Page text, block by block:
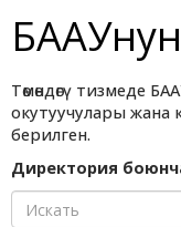
Төмөндөгү тизмеде
окутуучулары
берилген.
Директория боюнча